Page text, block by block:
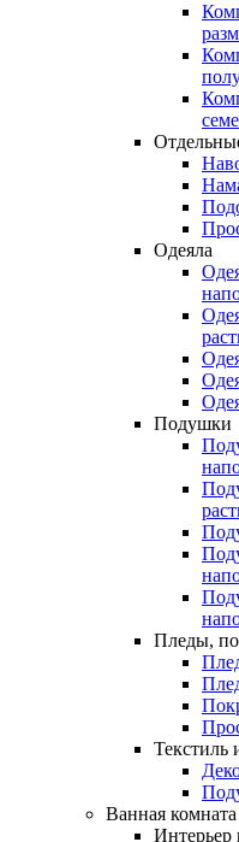
Одеяла
Подушки
Пледы,
Текстиль
Ванная комната
Интерьер